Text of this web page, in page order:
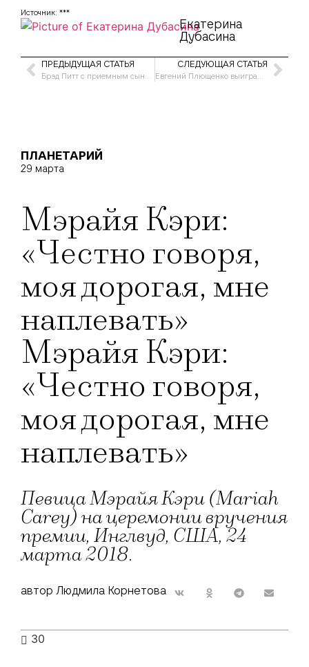
Екатерина
Дубасина
Источник: ***
ПРЕДЫДУЩАЯ СТАТЬЯ
Брэд Питт с приемным сыном
СЛЕДУЮЩАЯ СТАТЬЯ
Евгений Плющенко выиграл «золото»
ПЛАНЕТАРИЙ
29 марта
Мэрайя Кэри:
«Честно говоря,
моя дорогая, мне
наплевать»
Мэрайя Кэри:
«Честно говоря,
моя дорогая, мне
наплевать»
Певица Мэрайя Кэри (Mariah
Carey) на церемонии вручения
премии, Инглвуд, США, 24
марта 2018.
автор Людмила Корнетова
30